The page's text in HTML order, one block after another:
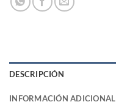
DESCRIPCIÓN
INFORMACIÓN ADICIONAL